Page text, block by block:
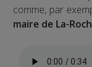
comme, par
maire de La-